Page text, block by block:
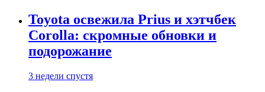
Toyota освежила Prius и хэтчбек
Corolla: скромные обновки и
подорожание
3 недели спустя